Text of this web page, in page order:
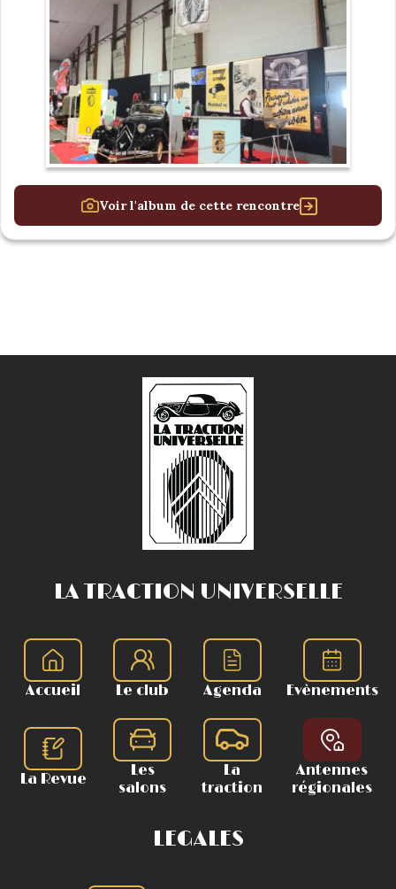
Voir l'album de cette rencontre
LA TRACTION UNIVERSELLE
Accueil Le club Agenda Evènements
La Revue
Les
salons
La
traction
Antennes
régionales
LEGALES